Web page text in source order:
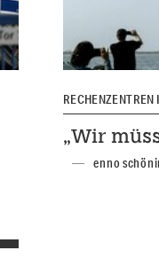
RECHENZENTREN
„Wir
enno